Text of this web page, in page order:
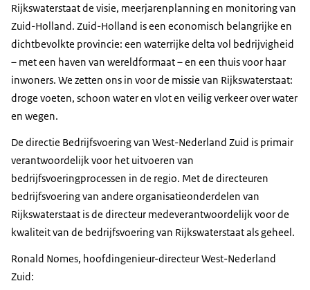
Rijkswaterstaat de visie, meerjarenplanning en monitoring van
Zuid-Holland. Zuid-Holland is een economisch belangrijke en
dichtbevolkte provincie: een waterrijke delta vol bedrijvigheid
– met een haven van wereldformaat – en een thuis voor haar
inwoners. We zetten ons in voor de missie van Rijkswaterstaat:
droge voeten, schoon water en vlot en veilig verkeer over water
en wegen.
De directie Bedrijfsvoering van West-Nederland Zuid is primair
verantwoordelijk voor het uitvoeren van
bedrijfsvoeringprocessen in de regio. Met de directeuren
bedrijfsvoering van andere organisatieonderdelen van
Rijkswaterstaat is de directeur medeverantwoordelijk voor de
kwaliteit van de bedrijfsvoering van Rijkswaterstaat als geheel.
Ronald Nomes, hoofdingenieur-directeur West-Nederland
Zuid: